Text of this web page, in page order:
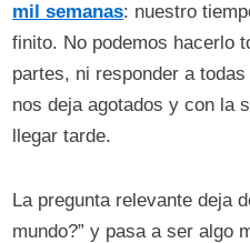
mil semanas: nuestro
finito. No podemos hacerlo
partes, ni responder a
nos deja agotados y con la
llegar tarde.
La pregunta relevante deja
mundo?” y pasa a ser algo